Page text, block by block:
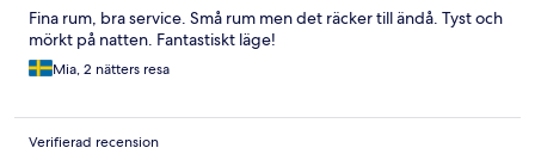
Fina rum, bra service. Små rum men det räcker till ändå. Tyst och
mörkt på natten. Fantastiskt läge!
Mia, 2 nätters resa
Verifierad recension